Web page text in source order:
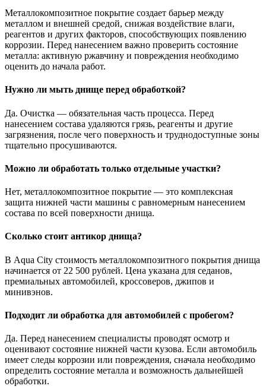
Металлокомпозитное покрытие создает барьер между
металлом и внешней средой, снижая воздействие влаги,
реагентов и других факторов, способствующих появлению
коррозии. Перед нанесением важно проверить состояние
металла: активную ржавчину и повреждения необходимо
оценить до начала работ.
Нужно ли мыть днище перед обработкой?
Да. Очистка — обязательная часть процесса. Перед
нанесением состава удаляются грязь, реагенты и другие
загрязнения, после чего поверхность и труднодоступные зоны
тщательно просушиваются.
Можно ли обработать только отдельные участки?
Нет, металлокомпозитное покрытие — это комплексная
защита нижней части машины с равномерным нанесением
состава по всей поверхности днища.
Сколько стоит антикор днища?
В Aqua City стоимость металлокомпозитного покрытия днища
начинается от 22 500 рублей. Цена указана для седанов,
премиальных автомобилей, кроссоверов, джипов и
минивэнов.
Подходит ли обработка для автомобилей с пробегом?
Да. Перед нанесением специалисты проводят осмотр и
оценивают состояние нижней части кузова. Если автомобиль
имеет следы коррозии или повреждения, сначала необходимо
определить состояние металла и возможность дальнейшей
обработки.